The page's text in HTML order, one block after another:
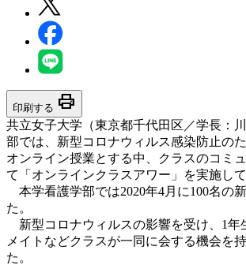
印刷する print
共立女子大学（東京都千代田区／学長：
部では、新型コロナウィルス感染防止の
オンライン授業とする中、クラスのコミ
て「オンラインクラスアワー」を実施して
本学看護学部では2020年4月に100名の
た。
新型コロナウィルスの影響を受け、1年
メイトなどクラスが一同に会する機会を
た。